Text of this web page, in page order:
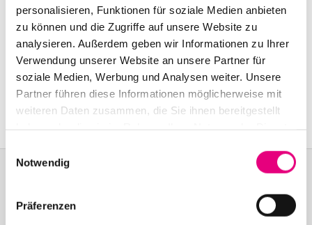
personalisieren, Funktionen für soziale Medien anbieten
zu können und die Zugriffe auf unsere Website zu
analysieren. Außerdem geben wir Informationen zu Ihrer
Verwendung unserer Website an unsere Partner für
soziale Medien, Werbung und Analysen weiter. Unsere
Partner führen diese Informationen möglicherweise mit
weiteren Daten zusammen, die Sie ihnen bereitgestellt
Einwilligungsauswahl
Notwendig
Präferenzen
End:november11, 2007 - 12:00 a.m.
Old Fire Station Mannheim: Brückenstraße2,
Mannheim
Event Series:2007Closing Concert:
Become a friend!